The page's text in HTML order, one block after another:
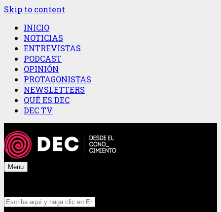
Skip to content
INICIO
NOTICIAS
ENTREVISTAS
PODCAST
OPINIÓN
PROTAGONISTAS
NEWSLETTERS
QUÉ ES DEC
DEC TV
Menu